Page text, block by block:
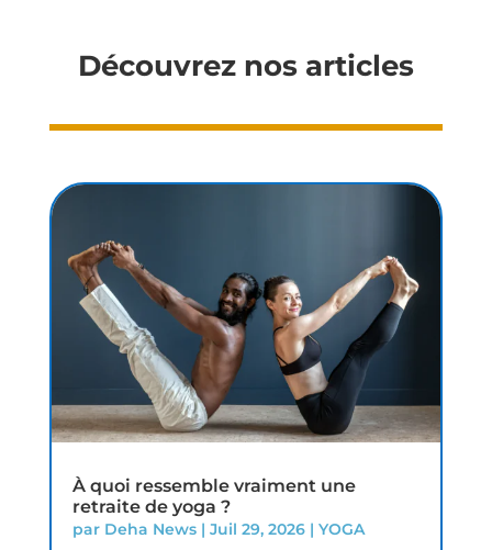
Découvrez nos articles
À quoi ressemble vraiment une
retraite de yoga ?
par Deha News| Juil 29, 2026| YOGA